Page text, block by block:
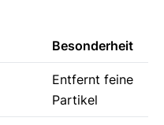
Besonderheit
Entfernt feine
Partikel